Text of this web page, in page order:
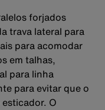
forjados
trava lateral para
para acomodar
em talhas,
para linha
para evitar que o
O